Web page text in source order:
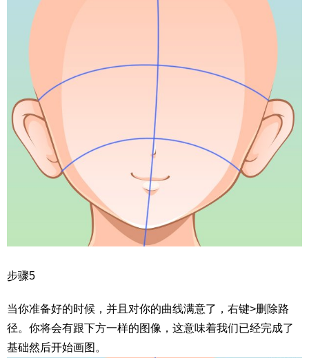
步骤5
当你准备好的时候，并且对你的曲线满意了，右键>删除路
径。你将会有跟下方一样的图像，这意味着我们已经完成了
基础然后开始画图。